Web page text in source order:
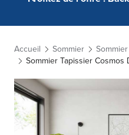
Accueil Sommier
Sommier Tapissier